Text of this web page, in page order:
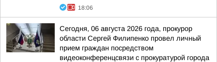
18:06
Сегодня, 06 августа 2026 года, прокурор
области Сергей Филипенко провел личный
прием граждан посредством
видеоконференцсвязи с прокуратурой города